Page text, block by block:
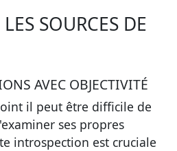
SOURCES DE
AVEC OBJECTIVITÉ
il peut être difficile de
ses propres
introspection est cruciale